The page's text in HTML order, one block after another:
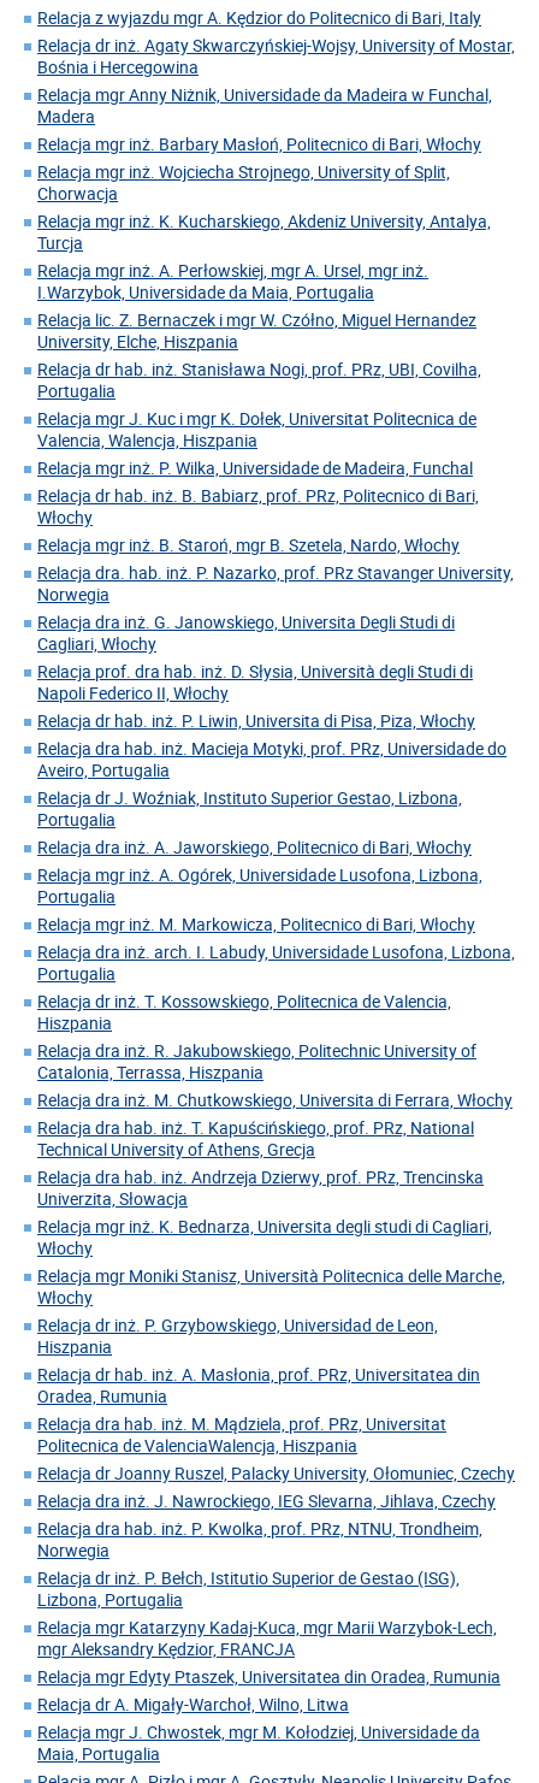
Relacja z wyjazdu mgr A. Kędzior do Politecnico di Bari, Italy
Relacja dr inż. Agaty Skwarczyńskiej-Wojsy, University of Mostar,
Bośnia i Hercegowina
Relacja mgr Anny Niżnik, Universidade da Madeira w Funchal,
Madera
Relacja mgr inż. Barbary Masłoń, Politecnico di Bari, Włochy
Relacja mgr inż. Wojciecha Strojnego, University of Split,
Chorwacja
Relacja mgr inż. K. Kucharskiego, Akdeniz University, Antalya,
Turcja
Relacja mgr inż. A. Perłowskiej, mgr A. Ursel, mgr inż.
I.Warzybok, Universidade da Maia, Portugalia
Relacja lic. Z. Bernaczek i mgr W. Czółno, Miguel Hernandez
University, Elche, Hiszpania
Relacja dr hab. inż. Stanisława Nogi, prof. PRz, UBI, Covilha,
Portugalia
Relacja mgr J. Kuc i mgr K. Dołek, Universitat Politecnica de
Valencia, Walencja, Hiszpania
Relacja mgr inż. P. Wilka, Universidade de Madeira, Funchal
Relacja dr hab. inż. B. Babiarz, prof. PRz, Politecnico di Bari,
Włochy
Relacja mgr inż. B. Staroń, mgr B. Szetela, Nardo, Włochy
Relacja dra. hab. inż. P. Nazarko, prof. PRz Stavanger University,
Norwegia
Relacja dra inż. G. Janowskiego, Universita Degli Studi di
Cagliari, Włochy
Relacja prof. dra hab. inż. D. Słysia, Università degli Studi di
Napoli Federico II, Włochy
Relacja dr hab. inż. P. Liwin, Universita di Pisa, Piza, Włochy
Relacja dra hab. inż. Macieja Motyki, prof. PRz, Universidade do
Aveiro, Portugalia
Relacja dr J. Woźniak, Instituto Superior Gestao, Lizbona,
Portugalia
Relacja dra inż. A. Jaworskiego, Politecnico di Bari, Włochy
Relacja mgr inż. A. Ogórek, Universidade Lusofona, Lizbona,
Portugalia
Relacja mgr inż. M. Markowicza, Politecnico di Bari, Włochy
Relacja dra inż. arch. I. Labudy, Universidade Lusofona, Lizbona,
Portugalia
Relacja dr inż. T. Kossowskiego, Politecnica de Valencia,
Hiszpania
Relacja dra inż. R. Jakubowskiego, Politechnic University of
Catalonia, Terrassa, Hiszpania
Relacja dra inż. M. Chutkowskiego, Universita di Ferrara, Włochy
Relacja dra hab. inż. T. Kapuścińskiego, prof. PRz, National
Technical University of Athens, Grecja
Relacja dra hab. inż. Andrzeja Dzierwy, prof. PRz, Trencinska
Univerzita, Słowacja
Relacja mgr inż. K. Bednarza, Universita degli studi di Cagliari,
Włochy
Relacja mgr Moniki Stanisz, Università Politecnica delle Marche,
Włochy
Relacja dr inż. P. Grzybowskiego, Universidad de Leon,
Hiszpania
Relacja dr hab. inż. A. Masłonia, prof. PRz, Universitatea din
Oradea, Rumunia
Relacja dra hab. inż. M. Mądziela, prof. PRz, Universitat
Politecnica de ValenciaWalencja, Hiszpania
Relacja dr Joanny Ruszel, Palacky University, Ołomuniec, Czechy
Relacja dra inż. J. Nawrockiego, IEG Slevarna, Jihlava, Czechy
Relacja dra hab. inż. P. Kwolka, prof. PRz, NTNU, Trondheim,
Norwegia
Relacja dr inż. P. Bełch, Istitutio Superior de Gestao (ISG),
Lizbona, Portugalia
Relacja mgr Katarzyny Kadaj-Kuca, mgr Marii Warzybok-Lech,
mgr Aleksandry Kędzior, FRANCJA
Relacja mgr Edyty Ptaszek, Universitatea din Oradea, Rumunia
Relacja dr A. Migały-Warchoł, Wilno, Litwa
Relacja mgr J. Chwostek, mgr M. Kołodziej, Universidade da
Maia, Portugalia